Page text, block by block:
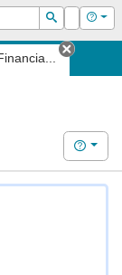
Suchen
Login Hilfe
Tab
Hilfe